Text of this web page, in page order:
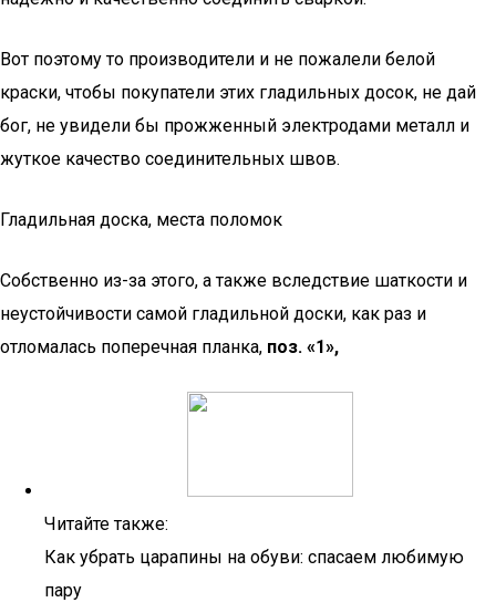
Вот поэтому то производители и не пожалели белой
краски, чтобы покупатели этих гладильных досок, не дай
бог, не увидели бы прожженный электродами металл и
жуткое качество соединительных швов.
Гладильная доска, места поломок
Собственно из-за этого, а также вследствие шаткости и
неустойчивости самой гладильной доски, как раз и
отломалась поперечная планка, поз. «1»,
Читайте также:
Как убрать царапины на обуви: спасаем любимую
пару